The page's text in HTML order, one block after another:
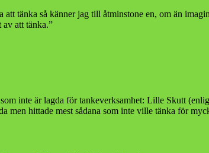
att tänka så känner jag till åtminstone en, om än
att tänka.”
inte är lagda för tankeverksamhet: Lille Skutt
men hittade mest sådana som inte ville tänka för